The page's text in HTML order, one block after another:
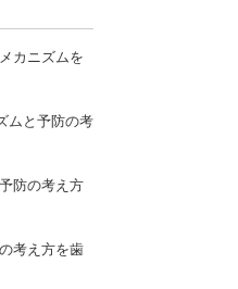
カニズムを
ムと予防の考
防の考え方
考え方を歯